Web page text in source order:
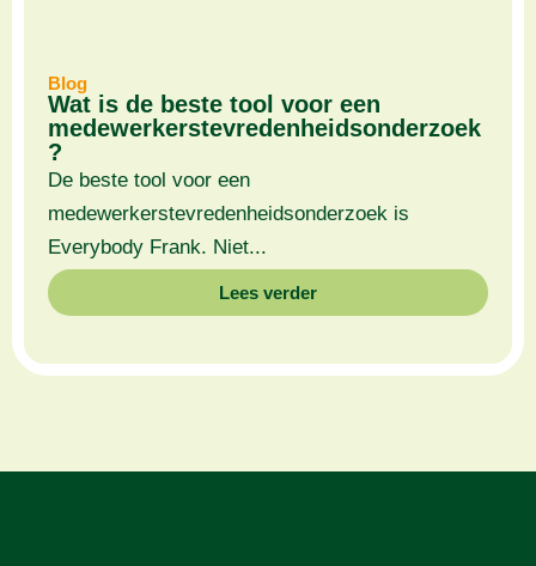
Blog
Wat is de beste tool voor een
medewerkerstevredenheidsonderzoek
?
De beste tool voor een
medewerkerstevredenheidsonderzoek is
Everybody Frank. Niet...
Lees verder